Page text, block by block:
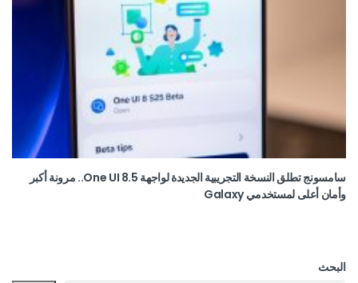
سامسونج تطلق النسخة التجريبية الجديدة لواجهة One UI 8.5.. مرونة أكبر
وأمان أعلى لمستخدمي Galaxy
البحث